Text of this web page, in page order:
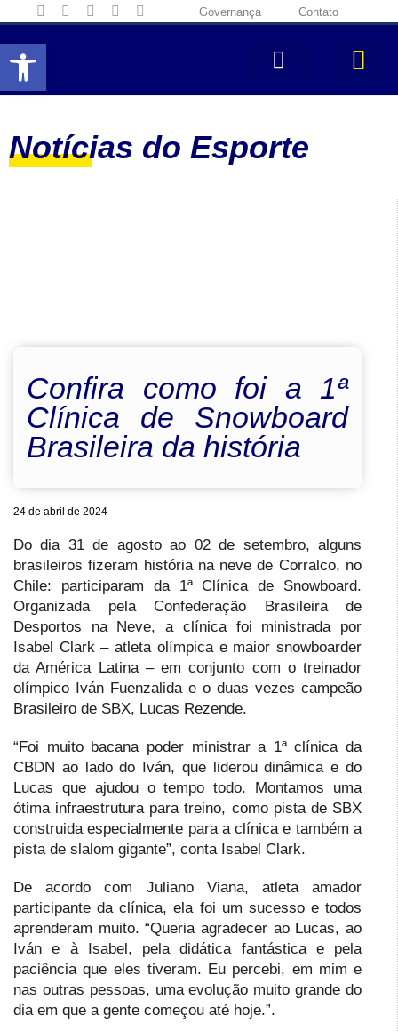
Abrir a barra de ferramentas
Governança Contato
Notícias do Esporte
Confira como foi a 1ª
Clínica de Snowboard
Brasileira da história
24 de abril de 2024
Do dia 31 de agosto ao 02 de setembro, alguns
brasileiros fizeram história na neve de Corralco, no
Chile: participaram da 1ª Clínica de Snowboard.
Organizada pela Confederação Brasileira de
Desportos na Neve, a clínica foi ministrada por
Isabel Clark – atleta olímpica e maior snowboarder
da América Latina – em conjunto com o treinador
olímpico Iván Fuenzalida e o duas vezes campeão
Brasileiro de SBX, Lucas Rezende.
“Foi muito bacana poder ministrar a 1ª clínica da
CBDN ao lado do Iván, que liderou dinâmica e do
Lucas que ajudou o tempo todo. Montamos uma
ótima infraestrutura para treino, como pista de SBX
construida especialmente para a clínica e também a
pista de slalom gigante”, conta Isabel Clark.
De acordo com Juliano Viana, atleta amador
participante da clínica, ela foi um sucesso e todos
aprenderam muito. “Queria agradecer ao Lucas, ao
Iván e à Isabel, pela didática fantástica e pela
paciência que eles tiveram. Eu percebi, em mim e
nas outras pessoas, uma evolução muito grande do
dia em que a gente começou até hoje.”.